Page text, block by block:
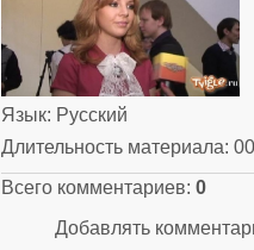
Язык: Русский
Длительность материала:
Всего комментариев: 0
Добавлять